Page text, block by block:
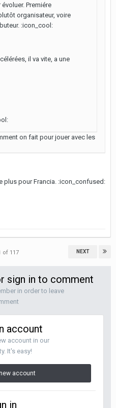
Premiére
organisateur, voire
:icon_cool:
il va vite, a une
on fait pour jouer avec les
plus pour Francia. :icon_confused:
NEXT
of 117
sign in to comment
in order to leave
account
account in our
It's easy!
account
in